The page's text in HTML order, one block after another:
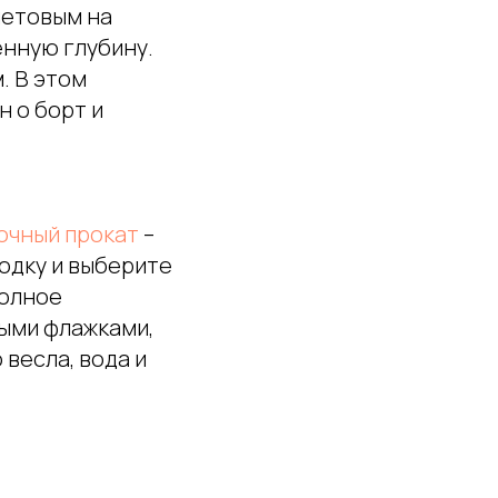
на
глубину.
В этом
о борт и
прокат –
и выберите
флажками,
вода и